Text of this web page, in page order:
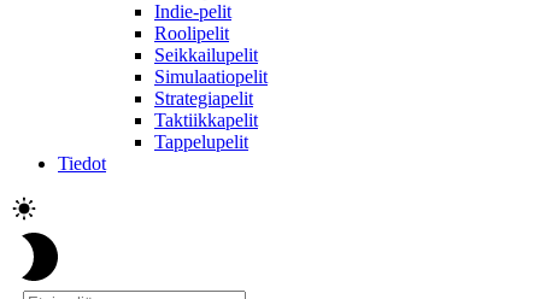
Indie-pelit
Roolipelit
Seikkailupelit
Simulaatiopelit
Strategiapelit
Taktiikkapelit
Tappelupelit
Tiedot